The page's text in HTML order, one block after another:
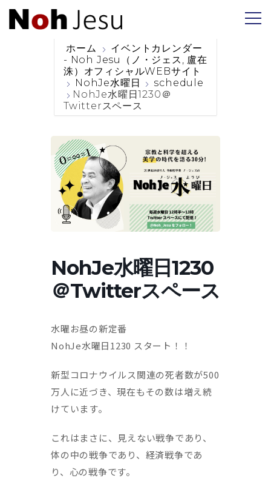
ホーム
イベントカレンダー
- Noh Jesu（ノ・ジェス, 盧在
洙）オフィシャルWEBサイト
NohJe水曜日
schedule
NohJe水曜日1230＠
Twitterスペース
NohJe水曜日1230
＠Twitterスペース
水曜お昼の新定番
NohJe水曜日1230 スタート！！
新型コロナウイルス関連の死者数が500
万人に近づき、現在もその数は増え続
けています。
これはまさに、見えない戦争であり、
体の中の戦争であり、経済戦争であ
り、心の戦争です。